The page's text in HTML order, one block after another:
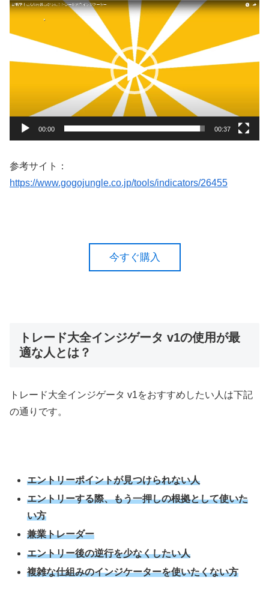
動
00:00 00:37
参考サイト：
https://www.gogojungle.co.jp/tools/indicators/26455
今すぐ購入
トレード大全インジゲータ v1の使用が最
適な人とは？
トレード大全インジゲータ v1をおすすめしたい人は下記
の通りです。
エントリーポイントが見つけられない人
エントリーする際、もう一押しの根拠として使いた
い方
兼業トレーダー
エントリー後の逆行を少なくしたい人
複雑な仕組みのインジケーターを使いたくない方